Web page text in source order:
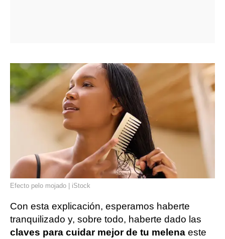
Efecto pelo mojado | iStock
Con esta explicación, esperamos haberte
tranquilizado y, sobre todo, haberte dado las
claves para cuidar mejor de tu melena este